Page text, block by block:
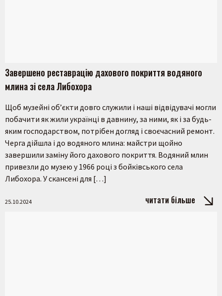
Завершено реставрацію дахового покриття водяного
млина зі села Либохора
Щоб музейні обʼєкти довго служили і наші відвідувачі могли
побачити як жили українці в давнину, за ними, як і за будь-
яким господарством, потрібен догляд і своєчасний ремонт.
Черга дійшла і до водяного млина: майстри щойно
завершили заміну його дахового покриття. Водяний млин
привезли до музею у 1966 році з бойківського села
Либохора. У скансені для […]
25.10.2024 читати більше